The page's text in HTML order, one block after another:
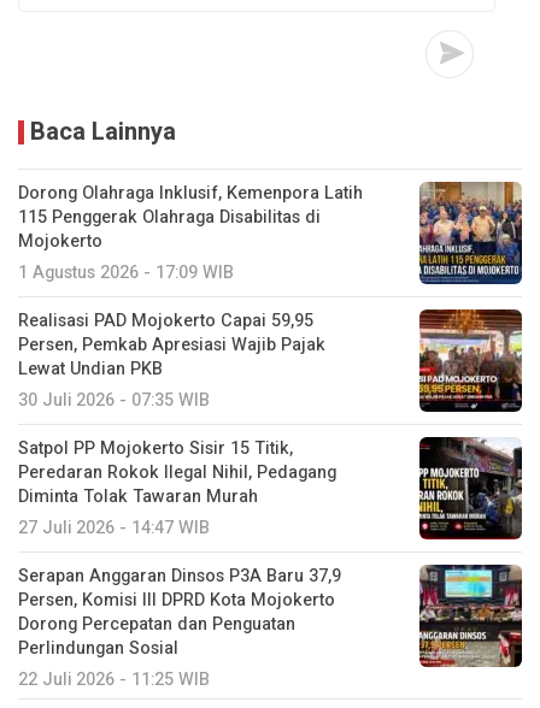
Baca Lainnya
Dorong Olahraga Inklusif, Kemenpora Latih
115 Penggerak Olahraga Disabilitas di
Mojokerto
1 Agustus 2026 - 17:09 WIB
Realisasi PAD Mojokerto Capai 59,95
Persen, Pemkab Apresiasi Wajib Pajak
Lewat Undian PKB
30 Juli 2026 - 07:35 WIB
Satpol PP Mojokerto Sisir 15 Titik,
Peredaran Rokok Ilegal Nihil, Pedagang
Diminta Tolak Tawaran Murah
27 Juli 2026 - 14:47 WIB
Serapan Anggaran Dinsos P3A Baru 37,9
Persen, Komisi III DPRD Kota Mojokerto
Dorong Percepatan dan Penguatan
Perlindungan Sosial
22 Juli 2026 - 11:25 WIB